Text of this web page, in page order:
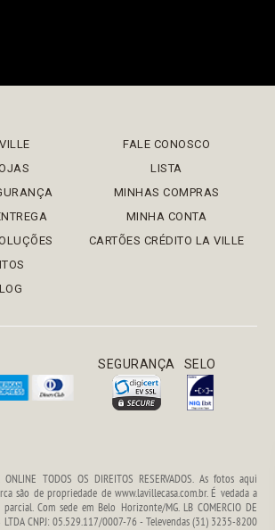
FALE CONOSCO
LISTA
MINHAS COMPRAS
MINHA CONTA
CARTÕES CRÉDITO LA VILLE
SEGURANÇA SELO
TODOS OS DIREITOS RESERVADOS. As fotos aqui
são de propriedade de www.lavillecasa.com.br. É vedada a
Com sede em Belo Horizonte/MG. LB COMERCIO DE
LTDA CNPJ: 05.529.117/0007-76 - Televendas (31) 3235-8200